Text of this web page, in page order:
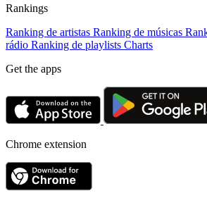
Rankings
Ranking de artistas Ranking de músicas
rádio Ranking de playlists Charts
Get the apps
Chrome extension